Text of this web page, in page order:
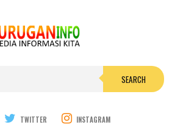
SEARCH
TWITTER INSTAGRAM